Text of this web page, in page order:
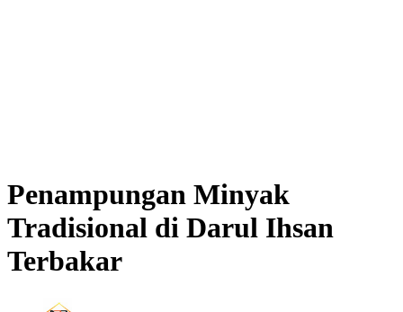
Penampungan Minyak
Tradisional di Darul Ihsan
Terbakar